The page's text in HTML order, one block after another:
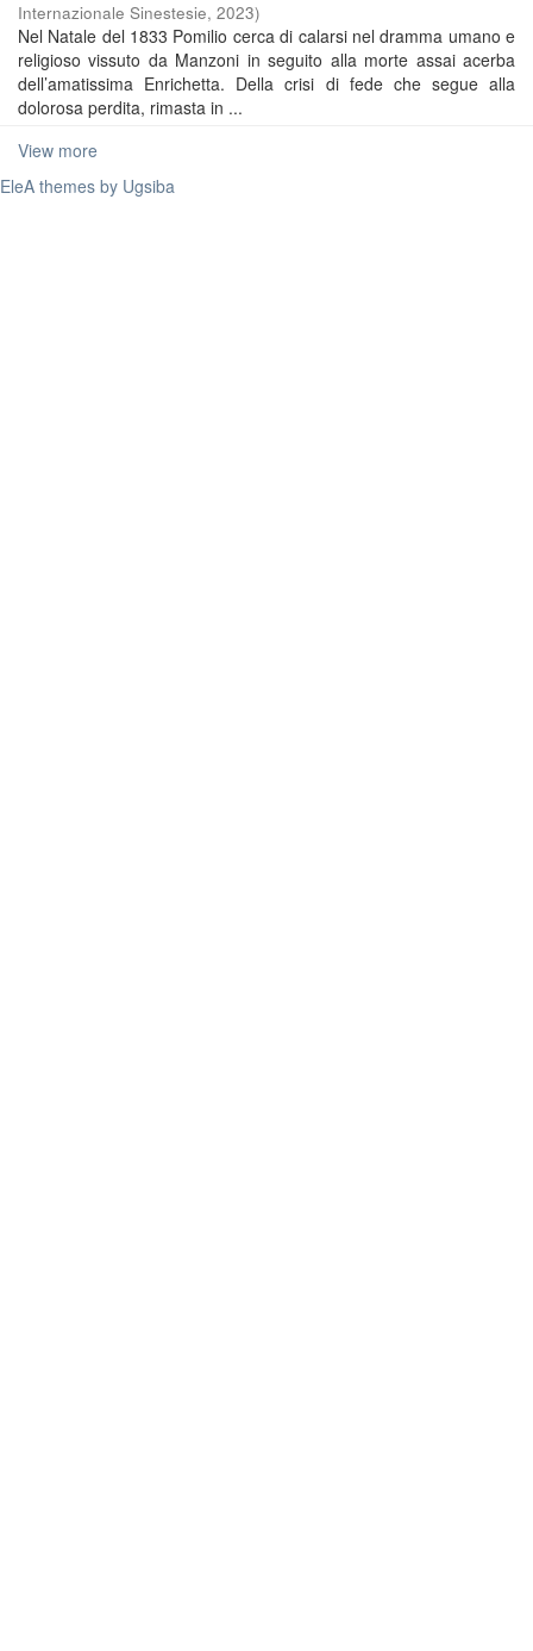
Internazionale Sinestesie, 2023)
Nel Natale del 1833 Pomilio cerca di calarsi nel dramma umano e
religioso vissuto da Manzoni in seguito alla morte assai acerba
dell’amatissima Enrichetta. Della crisi di fede che segue alla
dolorosa perdita, rimasta in ...
View more
EleA themes by Ugsiba